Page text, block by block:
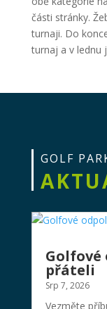
části stránky.
turnaji. Do
turnaj a v lednu
GOLF
Golfové
přáteli
Srp 7, 2026
Vezměte